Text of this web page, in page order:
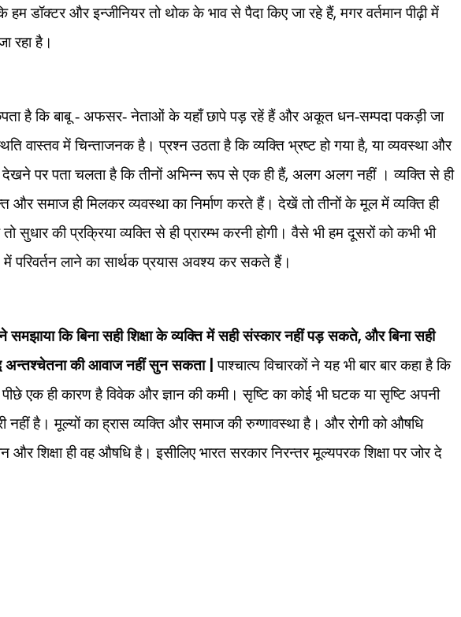
हम डॉक्टर और इन्जीनियर तो थोक के भाव से पैदा किए जा रहे हैं,मगर वर्तमान पीढ़ी में
रहा है।
है कि बाबू - अफसर- नेताओं के यहाँ छापे पड़ रहें हैं और अकूत धन-सम्पदा पकड़ी जा
वास्तव में चिन्ताजनक है। प्रश्न उठता है कि व्यक्ति भ्रष्ट हो गया है,या व्यवस्था और
देखने पर पता चलता है कि तीनों अभिन्न रूप से एक ही हैं, अलग अलग नहीं । व्यक्ति से ही
और समाज ही मिलकर व्यवस्था का निर्माण करते हैं। देखें तो तीनों के मूल में व्यक्ति ही
सुधार की प्रक्रिया व्यक्ति से ही प्रारम्भ करनी होगी। वैसे भी हम दूसरों को कभी भी
में परिवर्तन लाने का सार्थक प्रयास अवश्य कर सकते हैं।
समझाया कि बिना सही शिक्षा के व्यक्ति में सही संस्कार नहीं पड़ सकते, और बिना सही
अन्तश्चेतना की आवाज नहीं सुन सकता | पाश्चात्य विचारकों ने यह भी बार बार कहा है कि
पीछे एक ही कारण है विवेक और ज्ञान की कमी। सृष्टि का कोई भी घटक या सृष्टि अपनी
नहीं है। मूल्यों का ह्रास व्यक्ति और समाज की रुग्णावस्था है। और रोगी को औषधि
और शिक्षा ही वह औषधि है। इसीलिए भारत सरकार निरन्तर मूल्यपरक शिक्षा पर जोर दे